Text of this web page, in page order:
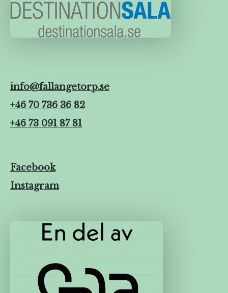
info@fallangetorp.se
+46 70 736 36 82
+46 73 091 87 81
Facebook
Instagram